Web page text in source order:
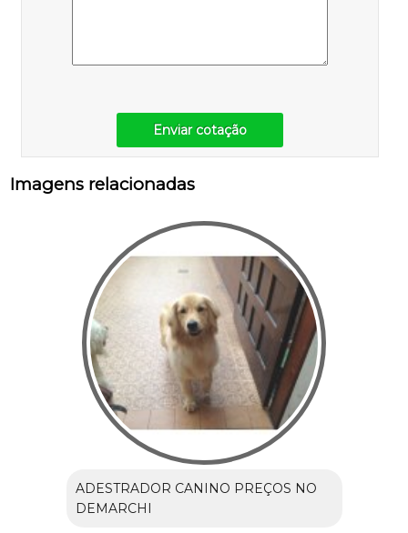
Enviar cotação
Imagens relacionadas
ADESTRADOR CANINO PREÇOS NO
DEMARCHI